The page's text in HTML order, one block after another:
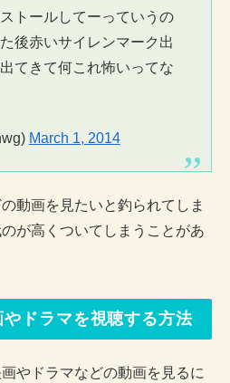
トールしてーっていうの
後赤いサイレンマーク出
てきて何これ怖いってな
March 1, 2014
動画を見たいと釣られてしま
が高くついてしまうことがあ
ドラマを視聴する方法
やドラマなどの動画を見るに